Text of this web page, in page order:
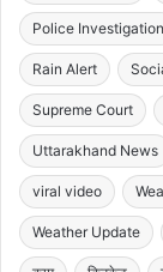
Police Investigation
Rain Alert
Supreme Court
Uttarakhand News
viral video
Weather Update